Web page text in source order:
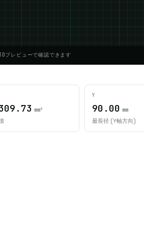
プレビューで確認できます
mm²
Y
90.00 mm
最長径 (Y軸方向)